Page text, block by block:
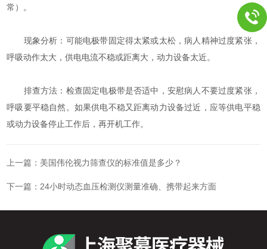
常）。
现象分析：可能电极带固定得太紧或太松，病人精神过度紧张，
呼吸动作太大，供电电流不稳或距离大，动力设备太近。
排查方法：检查固定电极带是否适中，安慰病人不要过度紧张，
呼吸要平稳自然。如果供电不稳又距离动力设备过近，应等供电平稳
或动力设备停止工作后，再开机工作。
上一篇： 美国伟伦视力筛查仪的标准值是多少？
下一篇： 24小时动态血压检测仪测量准确、携带起来方面